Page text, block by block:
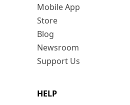
Mobile App
Store
Blog
Newsroom
Support Us
HELP